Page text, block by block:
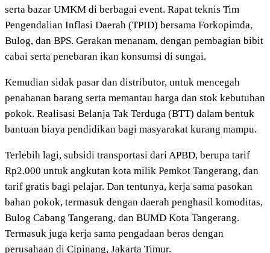
serta bazar UMKM di berbagai event. Rapat teknis Tim
Pengendalian Inflasi Daerah (TPID) bersama Forkopimda,
Bulog, dan BPS. Gerakan menanam, dengan pembagian bibit
cabai serta penebaran ikan konsumsi di sungai.
Kemudian sidak pasar dan distributor, untuk mencegah
penahanan barang serta memantau harga dan stok kebutuhan
pokok. Realisasi Belanja Tak Terduga (BTT) dalam bentuk
bantuan biaya pendidikan bagi masyarakat kurang mampu.
Terlebih lagi, subsidi transportasi dari APBD, berupa tarif
Rp2.000 untuk angkutan kota milik Pemkot Tangerang, dan
tarif gratis bagi pelajar. Dan tentunya, kerja sama pasokan
bahan pokok, termasuk dengan daerah penghasil komoditas,
Bulog Cabang Tangerang, dan BUMD Kota Tangerang.
Termasuk juga kerja sama pengadaan beras dengan
perusahaan di Cipinang, Jakarta Timur.